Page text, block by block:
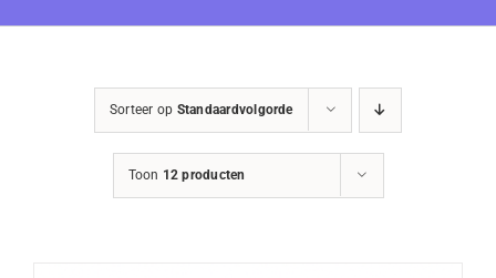
Sorteer op Standaardvolgorde
Toon 12 producten